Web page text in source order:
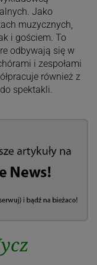
Jako
muzycznych,
i gościem. To
odbywają się w
i zespołami
również z
spektakli.